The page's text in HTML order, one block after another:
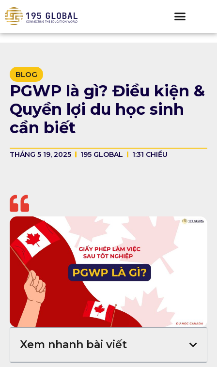
BLOG
PGWP là gì? Điều kiện &
Quyền lợi du học sinh
cần biết
THÁNG 5 19, 2025 195 GLOBAL 1:31 CHIỀU
Xem nhanh bài viết